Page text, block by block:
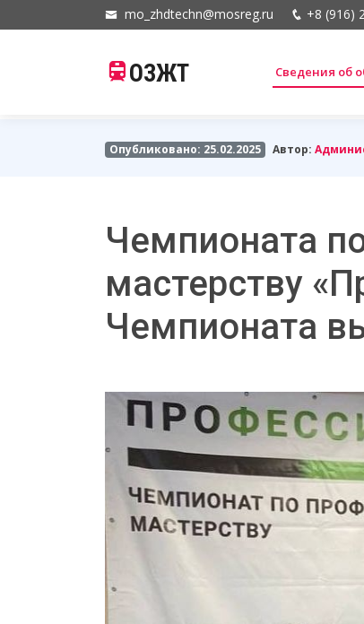
mo_zhdtechn@mosreg.ru +8 (916)
ОЗЖТ Сведения об
Опубликовано: 25.02.2025 Автор:
Чемпионата
мастерству
Чемпионата